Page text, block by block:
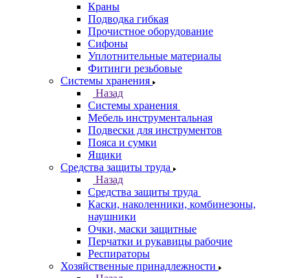
Краны
Подводка гибкая
Прочистное оборудование
Сифоны
Уплотнительные материалы
Фитинги резьбовые
Системы хранения
Назад
Системы хранения
Мебель инструментальная
Подвески для инструментов
Пояса и сумки
Ящики
Средства защиты труда
Назад
Средства защиты труда
Каски, наколенники, комбинезоны,
наушники
Очки, маски защитные
Перчатки и рукавицы рабочие
Респираторы
Хозяйственные принадлежности